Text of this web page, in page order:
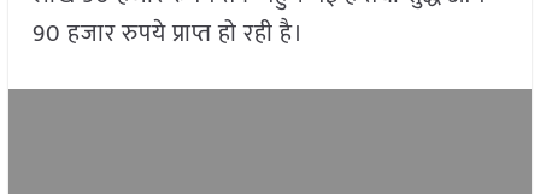
90 हजार रुपये प्राप्त हो रही है।